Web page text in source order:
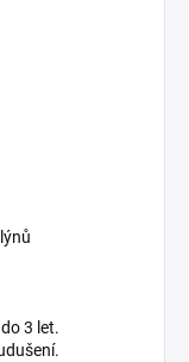
3 let.